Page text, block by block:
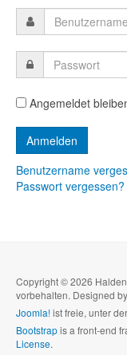
Angemeldet
Benutzername
Passwort vergessen?
Copyright © 2026
vorbehalten. Designed by
Joomla!ist freie, unter der
Bootstrapis a front-end
License.